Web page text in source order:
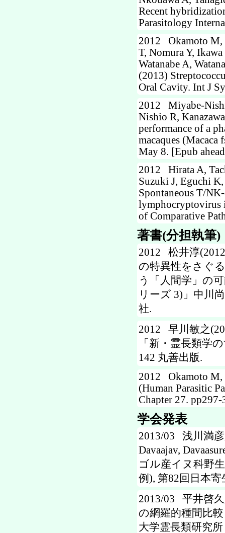
Recent
Parasitology
2012 Okamoto M,
T, Nomura Y,
Watanabe A,
(2013)
Oral Cavity. Int J
2012 Miyabe-
Nishio R,
performance of a
macaques (Macaca
May 8. [Epub
2012 Hirata A,
Suzuki J, Eguchi
Spontaneous T/
lymphocryptovirus
of Comparative
著書(分担執筆)
2012 松井淳
の特異性をさぐ
う「人間学」の
リーズ 3)」中川
社.
2012 早川敏之
「新・霊長類学
142 丸善出版.
2012 Okamoto M,
(Human Parasitic
Chapter 27. pp297-
学会発表
2013/03 浅川満彦
Davaajav,
ゴル産イヌ科野
例), 第82回日本
2013/03 平井啓
の網羅的種間比
大学霊長類研究